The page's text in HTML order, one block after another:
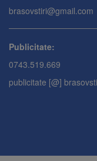
brasovstiri@gmail.com
Publicitate:
0743.519.669
publicitate [@]